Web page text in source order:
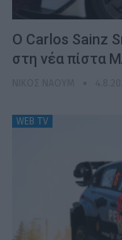
Ο Carlos Sainz
στη νέα πίστα
WEB TV